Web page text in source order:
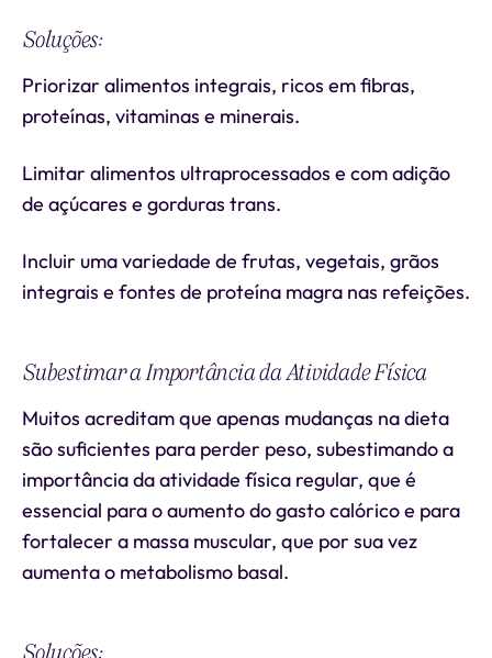
Soluções:
Priorizar alimentos integrais, ricos em fibras,
proteínas, vitaminas e minerais.
Limitar alimentos ultraprocessados e com adição
de açúcares e gorduras trans.
Incluir uma variedade de frutas, vegetais, grãos
integrais e fontes de proteína magra nas refeições.
Subestimar a Importância da Atividade Física
Muitos acreditam que apenas mudanças na dieta
são suficientes para perder peso, subestimando a
importância da atividade física regular, que é
essencial para o aumento do gasto calórico e para
fortalecer a massa muscular, que por sua vez
aumenta o metabolismo basal.